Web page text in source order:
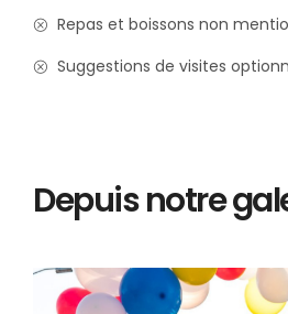
Repas et boissons non
Suggestions de visites
Depuis notre